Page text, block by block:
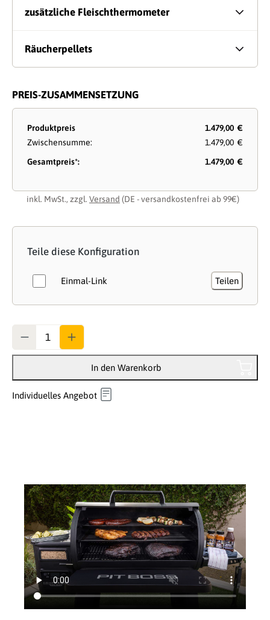
zusätzliche Fleischthermometer
Räucherpellets
PREIS-ZUSAMMENSETZUNG
Produktpreis
1.479,00 €
Zwischensumme:
1.479,00 €
Gesamtpreis*:
1.479,00 €
inkl. MwSt., zzgl. Versand (DE - versandkostenfrei ab 99€)
Teile diese Konfiguration
Einmal-Link Teilen
In den Warenkorb
Individuelles Angebot